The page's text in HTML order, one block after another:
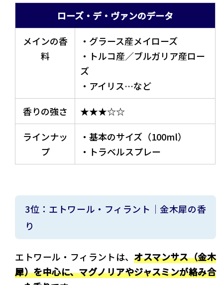
ローズ・デ・ヴァンのデータ
メインの香
料
・グラース産メイローズ
・トルコ産／ブルガリア産ロー
ズ
・アイリス…など
香りの強さ
★★★☆☆
ラインナッ
プ
・基本のサイズ（100ml）
・トラベルスプレー
3位：エトワール・フィラント｜金木犀の香
り
エトワール・フィラントは、オスマンサス（金木
犀）を中心に、マグノリアやジャスミンが絡み合